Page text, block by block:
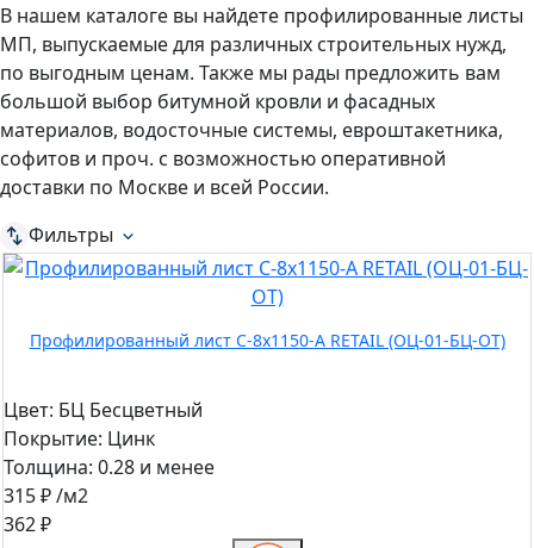
В нашем каталоге вы найдете профилированные листы
МП, выпускаемые для различных строительных нужд,
по выгодным ценам. Также мы рады предложить вам
большой выбор битумной кровли и фасадных
материалов, водосточные системы, евроштакетника,
софитов и проч. с возможностью оперативной
доставки по Москве и всей России.
Фильтры
Профилированный лист С-8x1150-A RETAIL (ОЦ-01-БЦ-ОТ)
Цвет: БЦ Бесцветный
Покрытие: Цинк
Толщина: 0.28 и менее
315 ₽/м2
362 ₽